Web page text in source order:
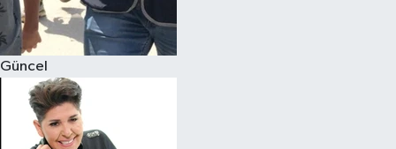
Güncel